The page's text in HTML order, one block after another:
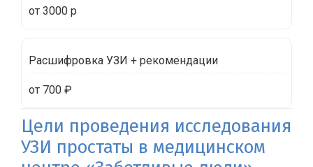
от 3000 р
Расшифровка УЗИ + рекомендации
от 700 ₽
Цели проведения исследования
УЗИ простаты в медицинском